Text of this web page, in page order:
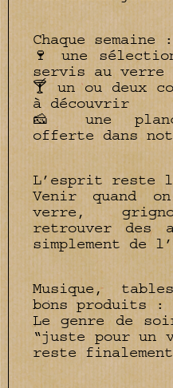
Chaque semaine :
🍷 une
servis au verre
🍸 un ou deux
à découvrir
🧀 une
offerte dans
L’esprit reste
Venir quand
verre,
retrouver des
simplement de
Musique,
bons produits :
Le genre de
“juste pour un
reste